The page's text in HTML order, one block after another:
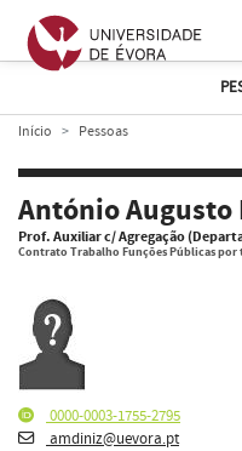
Início Pessoas
António
Prof. Auxiliar c/ Agregação
Contrato Trabalho Funções Públicas
0000-0003-1755-2795
amdiniz@uevora.pt